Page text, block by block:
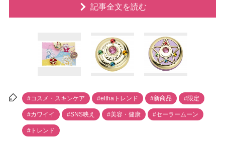
記事全文を読む
#コスメ・スキンケア #elthaトレンド #新商品 #限定
#カワイイ #SNS映え #美容・健康 #セーラームーン
#トレンド